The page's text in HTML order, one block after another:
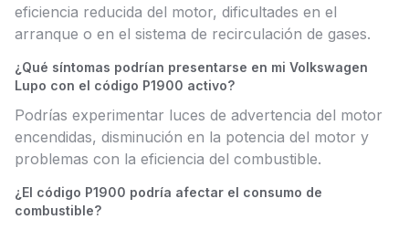
eficiencia reducida del motor, dificultades en el
arranque o en el sistema de recirculación de gases.
¿Qué síntomas podrían presentarse en mi Volkswagen
Lupo con el código P1900 activo?
Podrías experimentar luces de advertencia del motor
encendidas, disminución en la potencia del motor y
problemas con la eficiencia del combustible.
¿El código P1900 podría afectar el consumo de
combustible?